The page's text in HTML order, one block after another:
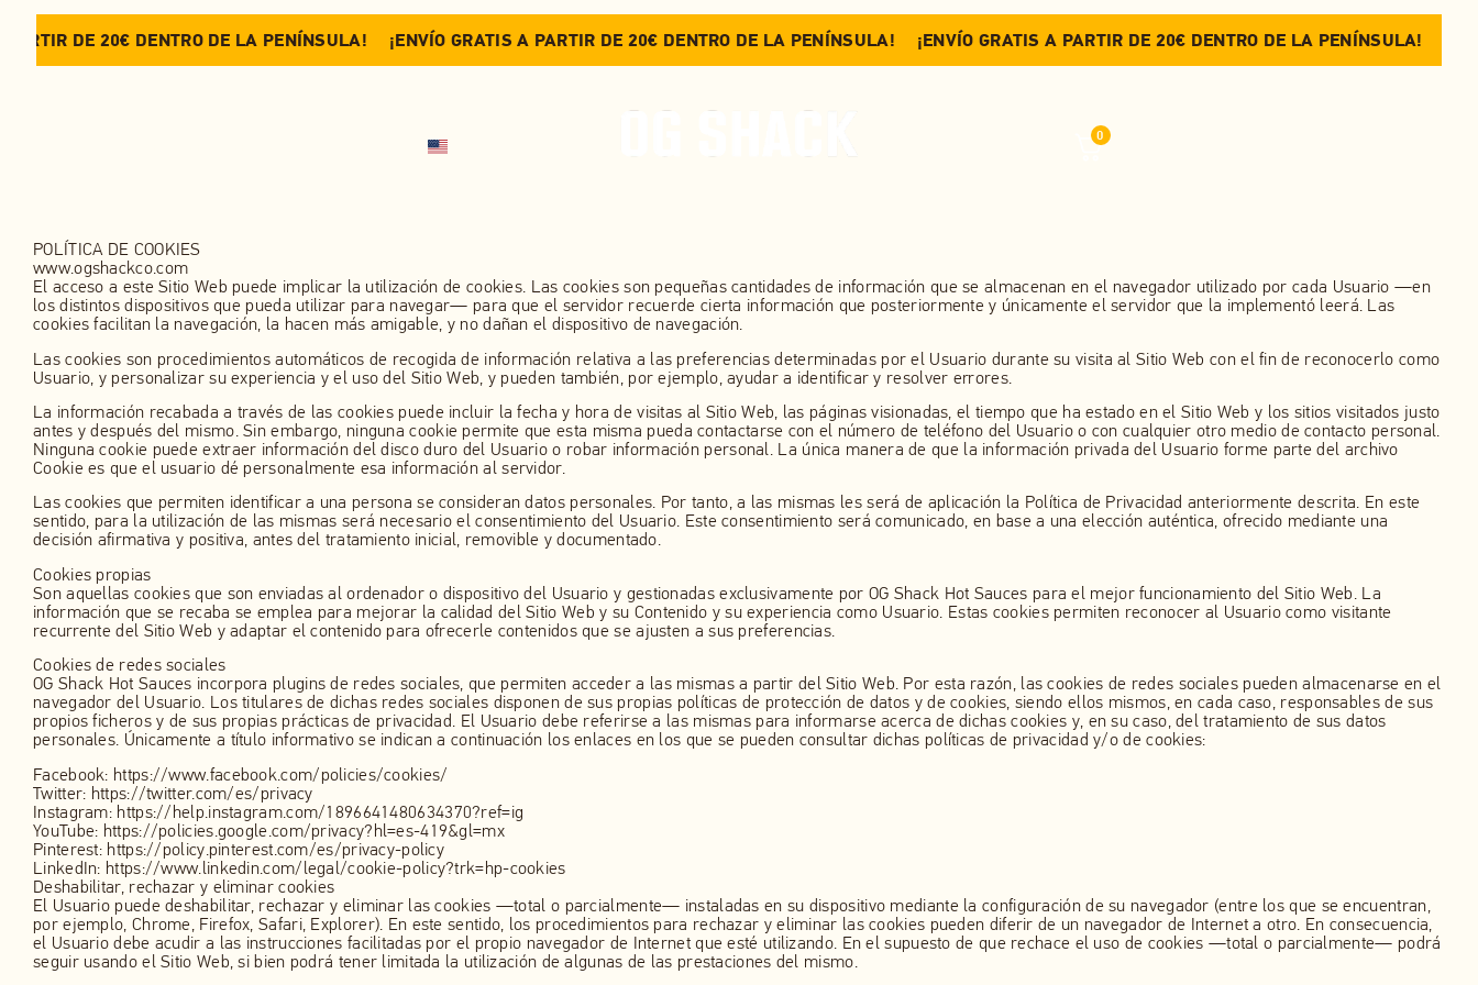
DE 20€ DENTRO DE LA PENÍNSULA! ¡ENVÍO GRATIS A PARTIR DE 20€ DENTRO DE LA PENÍNSULA! ¡ENVÍO GRATIS A PARTIR DE 20€ DENTRO DE LA PENÍNSULA!
0
POLÍTICA DE COOKIES
www.ogshackco.com
El acceso a este Sitio Web puede implicar la utilización de cookies. Las cookies son pequeñas cantidades de información que se almacenan en el navegador utilizado por cada Usuario —en
los distintos dispositivos que pueda utilizar para navegar— para que el servidor recuerde cierta información que posteriormente y únicamente el servidor que la implementó leerá. Las
cookies facilitan la navegación, la hacen más amigable, y no dañan el dispositivo de navegación.
Las cookies son procedimientos automáticos de recogida de información relativa a las preferencias determinadas por el Usuario durante su visita al Sitio Web con el fin de reconocerlo como
Usuario, y personalizar su experiencia y el uso del Sitio Web, y pueden también, por ejemplo, ayudar a identificar y resolver errores.
La información recabada a través de las cookies puede incluir la fecha y hora de visitas al Sitio Web, las páginas visionadas, el tiempo que ha estado en el Sitio Web y los sitios visitados justo
antes y después del mismo. Sin embargo, ninguna cookie permite que esta misma pueda contactarse con el número de teléfono del Usuario o con cualquier otro medio de contacto personal.
Ninguna cookie puede extraer información del disco duro del Usuario o robar información personal. La única manera de que la información privada del Usuario forme parte del archivo
Cookie es que el usuario dé personalmente esa información al servidor.
Las cookies que permiten identificar a una persona se consideran datos personales. Por tanto, a las mismas les será de aplicación la Política de Privacidad anteriormente descrita. En este
sentido, para la utilización de las mismas será necesario el consentimiento del Usuario. Este consentimiento será comunicado, en base a una elección auténtica, ofrecido mediante una
decisión afirmativa y positiva, antes del tratamiento inicial, removible y documentado.
Cookies propias
Son aquellas cookies que son enviadas al ordenador o dispositivo del Usuario y gestionadas exclusivamente por OG Shack Hot Sauces para el mejor funcionamiento del Sitio Web. La
información que se recaba se emplea para mejorar la calidad del Sitio Web y su Contenido y su experiencia como Usuario. Estas cookies permiten reconocer al Usuario como visitante
recurrente del Sitio Web y adaptar el contenido para ofrecerle contenidos que se ajusten a sus preferencias.
Cookies de redes sociales
OG Shack Hot Sauces incorpora plugins de redes sociales, que permiten acceder a las mismas a partir del Sitio Web. Por esta razón, las cookies de redes sociales pueden almacenarse en el
navegador del Usuario. Los titulares de dichas redes sociales disponen de sus propias políticas de protección de datos y de cookies, siendo ellos mismos, en cada caso, responsables de sus
propios ficheros y de sus propias prácticas de privacidad. El Usuario debe referirse a las mismas para informarse acerca de dichas cookies y, en su caso, del tratamiento de sus datos
personales. Únicamente a título informativo se indican a continuación los enlaces en los que se pueden consultar dichas políticas de privacidad y/o de cookies:
Facebook: https://www.facebook.com/policies/cookies/
Twitter: https://twitter.com/es/privacy
Instagram: https://help.instagram.com/1896641480634370?ref=ig
YouTube: https://policies.google.com/privacy?hl=es-419&gl=mx
Pinterest: https://policy.pinterest.com/es/privacy-policy
LinkedIn: https://www.linkedin.com/legal/cookie-policy?trk=hp-cookies
Deshabilitar, rechazar y eliminar cookies
El Usuario puede deshabilitar, rechazar y eliminar las cookies —total o parcialmente— instaladas en su dispositivo mediante la configuración de su navegador (entre los que se encuentran,
por ejemplo, Chrome, Firefox, Safari, Explorer). En este sentido, los procedimientos para rechazar y eliminar las cookies pueden diferir de un navegador de Internet a otro. En consecuencia,
el Usuario debe acudir a las instrucciones facilitadas por el propio navegador de Internet que esté utilizando. En el supuesto de que rechace el uso de cookies —total o parcialmente— podrá
seguir usando el Sitio Web, si bien podrá tener limitada la utilización de algunas de las prestaciones del mismo.